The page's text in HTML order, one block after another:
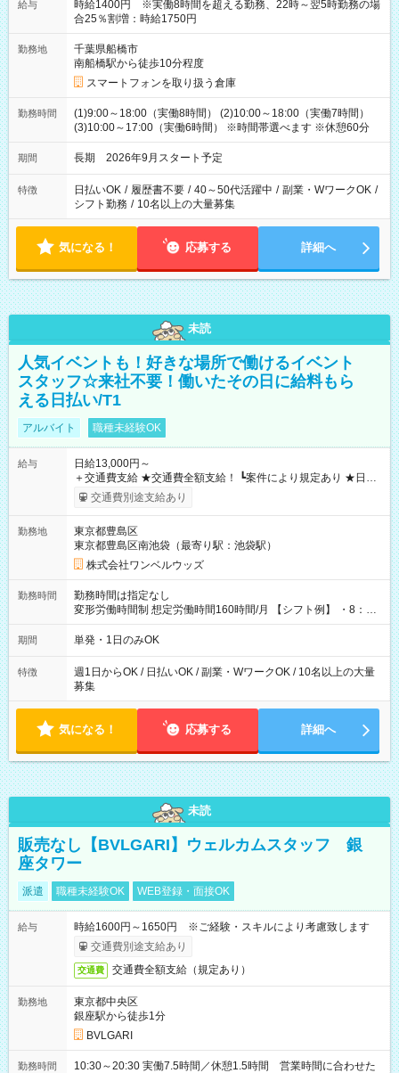
給与
時給1400円 ※実働8時間を超える勤務、22時～翌5時勤務の場
合25％割増：時給1750円
勤務地
千葉県船橋市
南船橋駅から徒歩10分程度
スマートフォンを取り扱う倉庫
勤務時間
(1)9:00～18:00（実働8時間） (2)10:00～18:00（実働7時間）
(3)10:00～17:00（実働6時間） ※時間帯選べます ※休憩60分
期間 長期 2026年9月スタート予定
特徴 日払いOK / 履歴書不要 / 40～50代活躍中 / 副業・WワークOK /
シフト勤務 / 10名以上の大量募集
気になる！ 応募する 詳細へ
未読
人気イベントも！好きな場所で働けるイベント
スタッフ☆来社不要！働いたその日に給料もら
える日払い/T1
アルバイト 職種未経験OK
給与
日給13,000円～
＋交通費支給 ★交通費全額支給！ ┗案件により規定あり ★日払
いOK！（規定あり） ┗働いたその日に現金GET♪ お仕事後はコ
ンビニATMから 日払い分を引き落とせます！ 【試用期間】試
交通費別途支給あり
勤務地
東京都豊島区
東京都豊島区南池袋（最寄り駅：池袋駅）
株式会社ワンベルウッズ
勤務時間
勤務時間は指定なし
変形労働時間制 想定労働時間160時間/月 【シフト例】 ・8：00
～21：00
期間 単発・1日のみOK
特徴
週1日からOK / 日払いOK / 副業・WワークOK / 10名以上の大量
募集
気になる！ 応募する 詳細へ
未読
販売なし【BVLGARI】ウェルカムスタッフ 銀
座タワー
派遣 職種未経験OK WEB登録・面接OK
給与
時給1600円～1650円 ※ご経験・スキルにより考慮致します
交通費別途支給あり
交通費 交通費全額支給（規定あり）
勤務地
東京都中央区
銀座駅から徒歩1分
BVLGARI
勤務時間
10:30～20:30 実働7.5時間／休憩1.5時間 営業時間に合わせた